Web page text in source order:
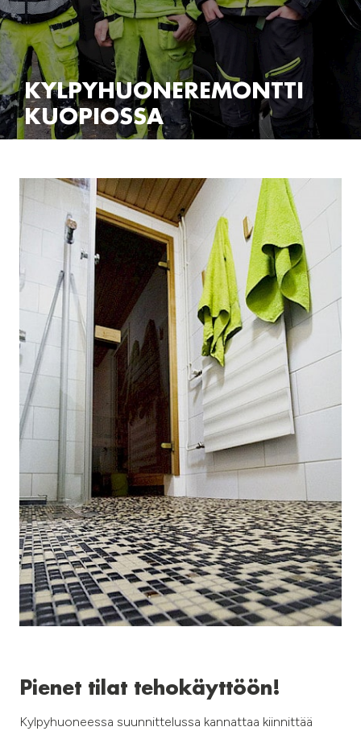
KYLPYHUONEREMONTTI
KUOPIOSSA
Pienet tilat tehokäyttöön!
Kylpyhuoneessa suunnittelussa kannattaa kiinnittää